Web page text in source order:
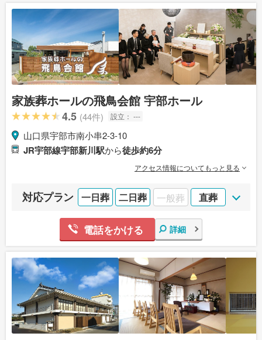
家族葬ホールの飛鳥会館 宇部ホール
4.5 (44件) 設立： ---
山口県宇部市南小串2-3-10
JR宇部線宇部新川駅から徒歩約6分
アクセス情報についてもっと見る
対応プラン 一日葬 二日葬 一般葬 直葬
電話をかける 詳細